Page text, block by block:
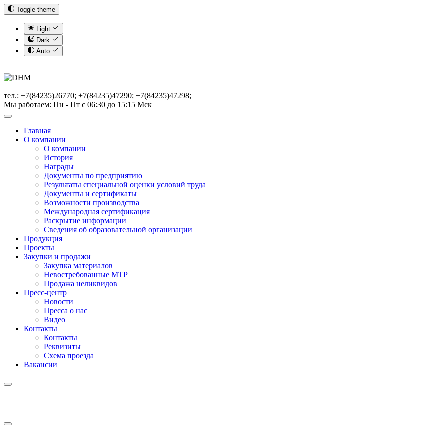
Toggle theme
Light
Dark
Auto
тел.: +7(84235)26770; +7(84235)47290; +7(84235)47298;
Мы работаем: Пн - Пт с 06:30 до 15:15 Мск
Главная
О компании
О компании
История
Награды
Документы по предприятию
Результаты специальной оценки условий труда
Документы и сертификаты
Возможности производства
Международная сертификация
Раскрытие информации
Сведения об образовательной организации
Продукция
Проекты
Закупки и продажи
Закупка материалов
Невостребованные МТР
Продажа неликвидов
Пресс-центр
Новости
Пресса о нас
Видео
Контакты
Контакты
Реквизиты
Схема проезда
Вакансии